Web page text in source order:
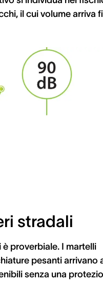
il cui volume arriva
stradali
proverbiale. I martelli
pesanti arrivano
senza una